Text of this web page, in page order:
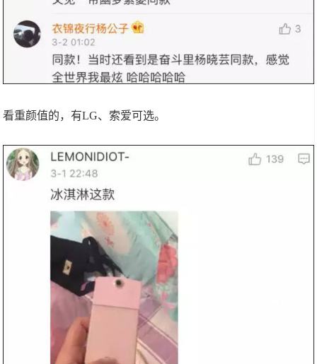
看重颜值的，有LG、索爱可选。